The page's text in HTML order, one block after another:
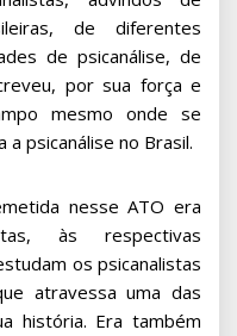
de diferentes
de psicanálise, de
por sua força e
mesmo onde se
psicanálise no Brasil.
nesse ATO era
às respectivas
os psicanalistas
atravessa uma das
história. Era também